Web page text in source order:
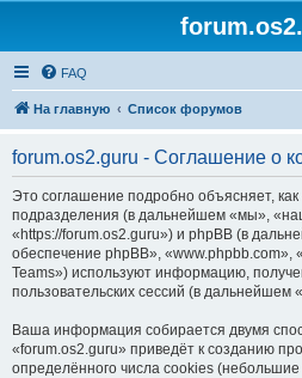
FAQ
На главную Список форумов
forum.os2.guru - Соглашение о
Это соглашение подробно объясняет,
подразделения (в дальнейшем «мы»,
«https://forum.os2.guru») и phpBB (в
обеспечение phpBB», «www.phpbb.com»,
Teams») используют информацию,
пользовательских сессий (в
Ваша информация собирается двумя
«forum.os2.guru» приведёт к созданию
определённого числа cookies